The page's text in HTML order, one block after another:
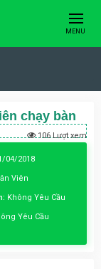
MENU
chạy bàn
106 Lượt xem
04/2018
Viên
Không Yêu Cầu
Yêu Cầu